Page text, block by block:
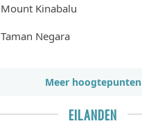
Mount Kinabalu
Taman Negara
Meer hoogtepunten
EILANDEN